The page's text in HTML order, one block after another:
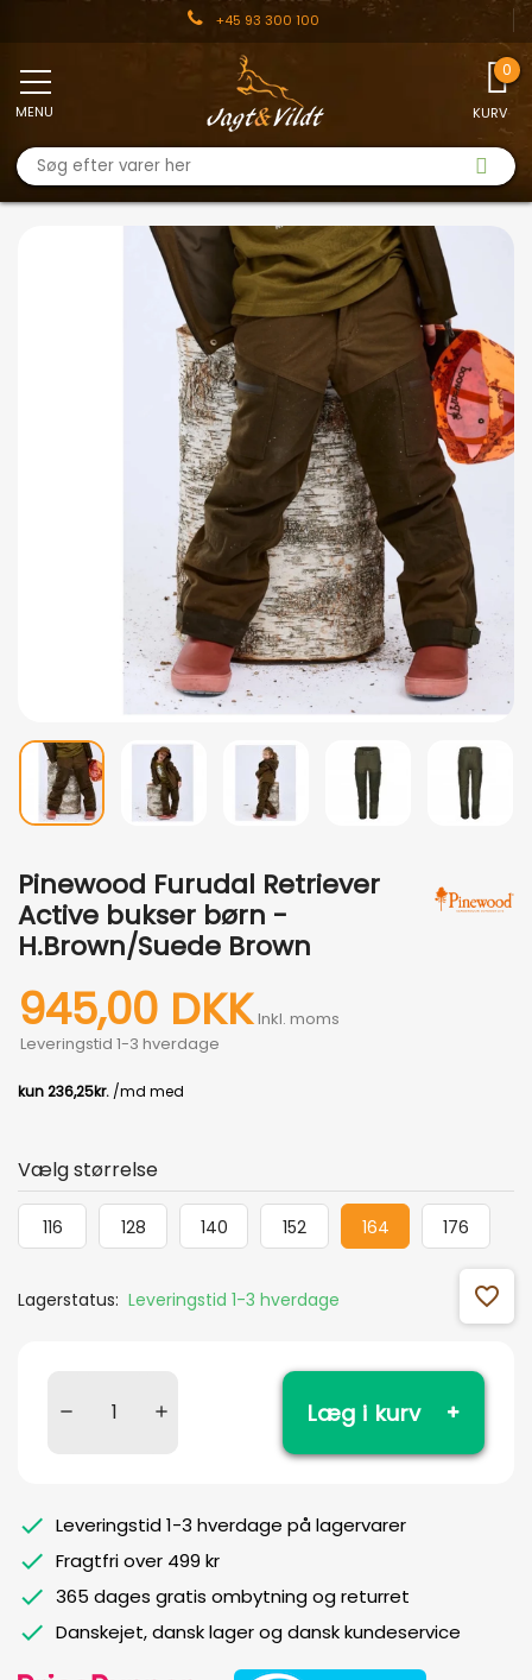
+45 93 300 100
KURV
MENU
Pinewood Furudal Retriever
Active bukser børn -
H.Brown/Suede Brown
945,00 DKK Inkl. moms
Leveringstid 1-3 hverdage
Vælg størrelse
116 128 140 152 164 176
Lagerstatus: Leveringstid 1-3 hverdage favorite_outline
Læg i kurv
Leveringstid 1-3 hverdage på lagervarer
Fragtfri over 499 kr
365 dages gratis ombytning og returret
Danskejet, dansk lager og dansk kundeservice